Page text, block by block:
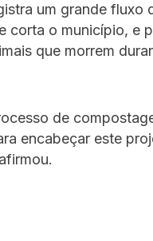
um grande fluxo
corta o município, e
que morrem
de
encabeçar este